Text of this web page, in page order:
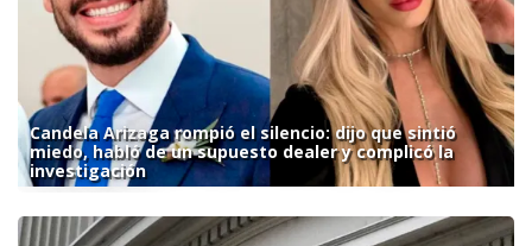
Candela Arizaga rompió el silencio: dijo que sintió
miedo, habló de un supuesto dealer y complicó la
investigación